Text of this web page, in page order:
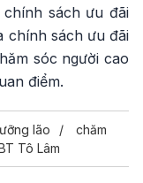
sách ưu đãi
chính sách ưu đãi
sóc người cao
điểm.
lão
chăm
Tô Lâm